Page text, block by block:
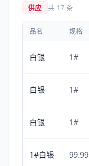
供应 共 17 条
品名 规格
白银 1#
白银 1#
白银 1#
1#白银 99.99